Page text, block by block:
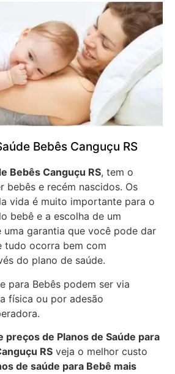
Bebês Canguçu RS
Bebês Canguçu RS, tem o
bebês e recém nascidos. Os
vida é muito importante para o
bebê e a escolha de um
garantia que você pode dar
tudo ocorra bem com
do plano de saúde.
para Bebês podem ser via
física ou por adesão
preços de Planos de Saúde para
RS veja o melhor custo
de saúde para Bebê mais